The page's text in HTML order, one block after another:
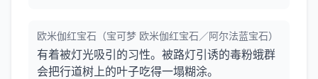
欧米伽红宝石（宝可梦 欧米伽红宝石／阿尔法蓝宝石）
有着被灯光吸引的习性。被路灯引诱的毒粉蛾群
会把行道树上的叶子吃得一塌糊涂。